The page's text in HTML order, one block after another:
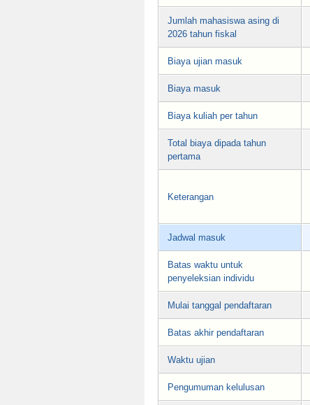
Jumlah mahasiswa asing di
2026 tahun fiskal
Biaya ujian masuk
Biaya masuk
Biaya kuliah per tahun
Total biaya dipada tahun
pertama
Keterangan
Jadwal masuk
Batas waktu untuk
penyeleksian individu
Mulai tanggal pendaftaran
Batas akhir pendaftaran
Waktu ujian
Pengumuman kelulusan